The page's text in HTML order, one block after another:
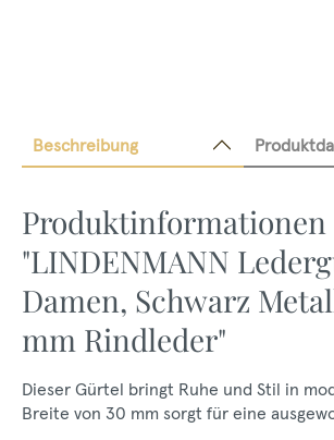
Beschreibung
Produktinformationen
"LINDENMANN
Damen, Schwarz
mm Rindleder"
Dieser Gürtel bringt Ruhe und Stil in
Breite von 30 mm sorgt für eine